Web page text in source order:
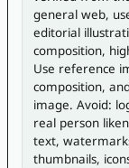
general web,
editorial
composition,
Use reference
composition,
image. Avoid:
real person
text,
thumbnails,